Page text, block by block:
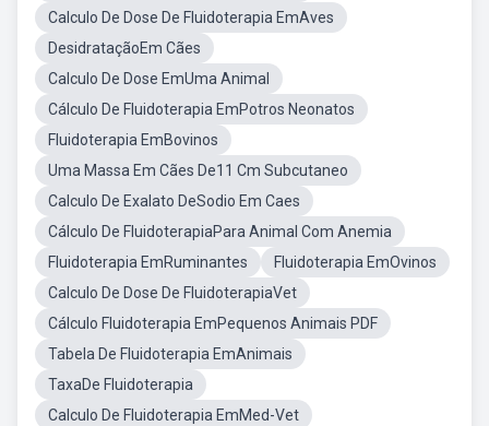
Calculo De Dose De Fluidoterapia EmAves
DesidrataçãoEm Cães
Calculo De Dose EmUma Animal
Cálculo De Fluidoterapia EmPotros Neonatos
Fluidoterapia EmBovinos
Uma Massa Em Cães De11 Cm Subcutaneo
Calculo De Exalato DeSodio Em Caes
Cálculo De FluidoterapiaPara Animal Com Anemia
Fluidoterapia EmRuminantes
Fluidoterapia EmOvinos
Calculo De Dose De FluidoterapiaVet
Cálculo Fluidoterapia EmPequenos Animais PDF
Tabela De Fluidoterapia EmAnimais
TaxaDe Fluidoterapia
Calculo De Fluidoterapia EmMed-Vet